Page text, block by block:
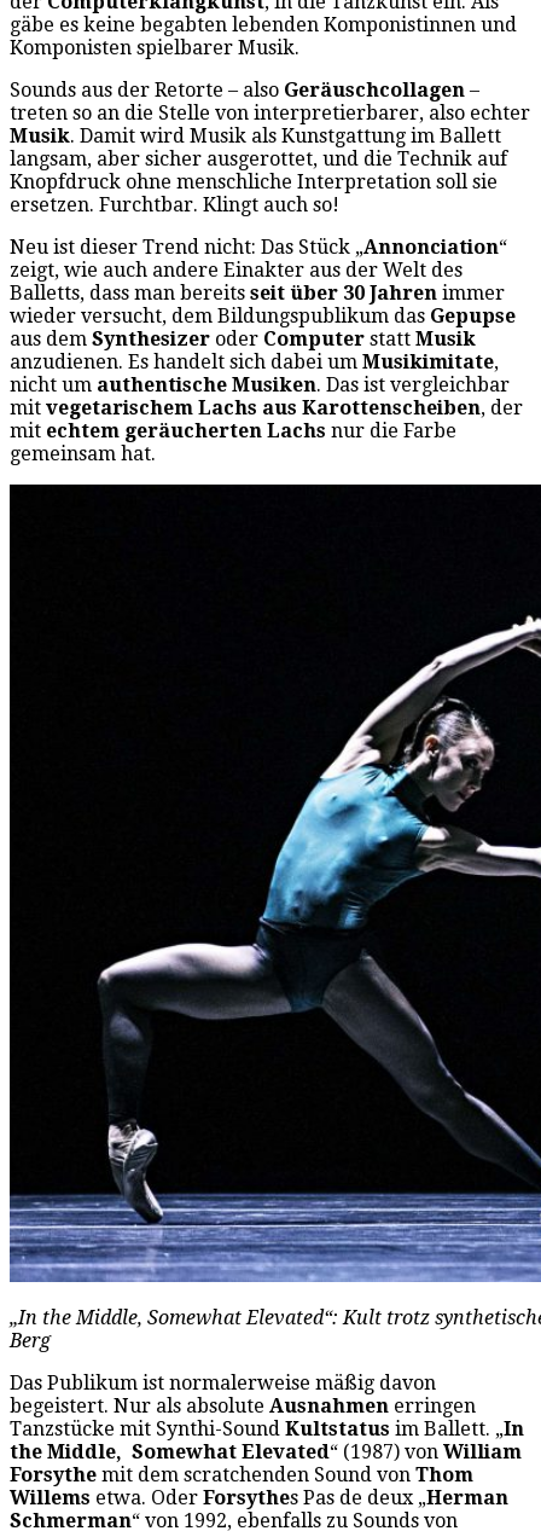
gäbe es keine begabten lebenden Komponistinnen und
Komponisten spielbarer Musik.
Sounds aus der Retorte – also Geräuschcollagen –
treten so an die Stelle von interpretierbarer, also echter
Musik. Damit wird Musik als Kunstgattung im Ballett
langsam, aber sicher ausgerottet, und die Technik auf
Knopfdruck ohne menschliche Interpretation soll sie
ersetzen. Furchtbar. Klingt auch so!
Neu ist dieser Trend nicht: Das Stück „Annonciation“
zeigt, wie auch andere Einakter aus der Welt des
Balletts, dass man bereits seit über 30 Jahren immer
wieder versucht, dem Bildungspublikum das Gepupse
aus dem Synthesizer oder Computer statt Musik
anzudienen. Es handelt sich dabei um Musikimitate,
nicht um authentische Musiken. Das ist vergleichbar
mit vegetarischem Lachs aus Karottenscheiben, der
mit echtem geräucherten Lachs nur die Farbe
gemeinsam hat.
„In the Middle, Somewhat Elevated“: Kult trotz
Berg
Das Publikum ist normalerweise mäßig davon
begeistert. Nur als absolute Ausnahmen erringen
Tanzstücke mit Synthi-Sound Kultstatus im Ballett. „In
the Middle, Somewhat Elevated“ (1987) von William
Forsythe mit dem scratchenden Sound von Thom
Willems etwa. Oder Forsythes Pas de deux „Herman
Schmerman“ von 1992, ebenfalls zu Sounds von